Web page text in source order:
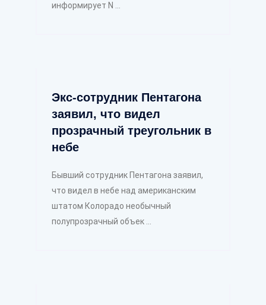
информирует N ...
Экс-сотрудник Пентагона
заявил, что видел
прозрачный треугольник в
небе
Бывший сотрудник Пентагона заявил,
что видел в небе над американским
штатом Колорадо необычный
полупрозрачный объек ...